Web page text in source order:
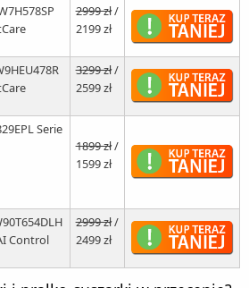
2999 zł/
2199 zł
3299 zł/
2599 zł
Serie
1899 zł/
1599 zł
Control
2999 zł/
2499 zł